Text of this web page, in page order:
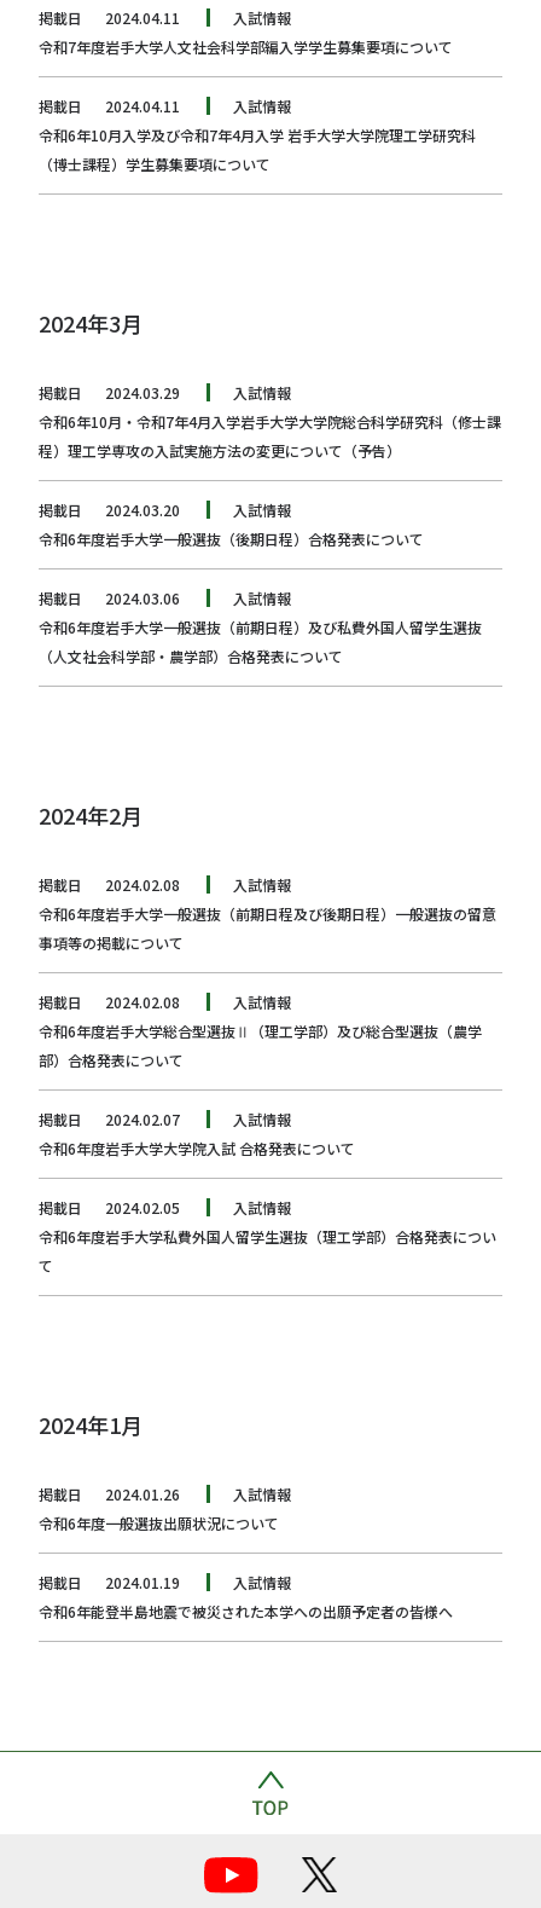
掲載日 2024.04.11
入試情報
令和7年度岩手大学人文社会科学部編入学学生募集要項について
掲載日 2024.04.11
入試情報
令和6年10月入学及び令和7年4月入学 岩手大学大学院理工学研究科
（博士課程）学生募集要項について
2024年3月
掲載日 2024.03.29
入試情報
令和6年10月・令和7年4月入学岩手大学大学院総合科学研究科（修士課
程）理工学専攻の入試実施方法の変更について（予告）
掲載日 2024.03.20
入試情報
令和6年度岩手大学一般選抜（後期日程）合格発表について
掲載日 2024.03.06
入試情報
令和6年度岩手大学一般選抜（前期日程）及び私費外国人留学生選抜
（人文社会科学部・農学部）合格発表について
2024年2月
掲載日 2024.02.08
入試情報
令和6年度岩手大学一般選抜（前期日程及び後期日程）一般選抜の留意
事項等の掲載について
掲載日 2024.02.08
入試情報
令和6年度岩手大学総合型選抜Ⅱ（理工学部）及び総合型選抜（農学
部）合格発表について
掲載日 2024.02.07
入試情報
令和6年度岩手大学大学院入試 合格発表について
掲載日 2024.02.05
入試情報
令和6年度岩手大学私費外国人留学生選抜（理工学部）合格発表につい
て
2024年1月
掲載日 2024.01.26
入試情報
令和6年度一般選抜出願状況について
掲載日 2024.01.19
入試情報
令和6年能登半島地震で被災された本学への出願予定者の皆様へ